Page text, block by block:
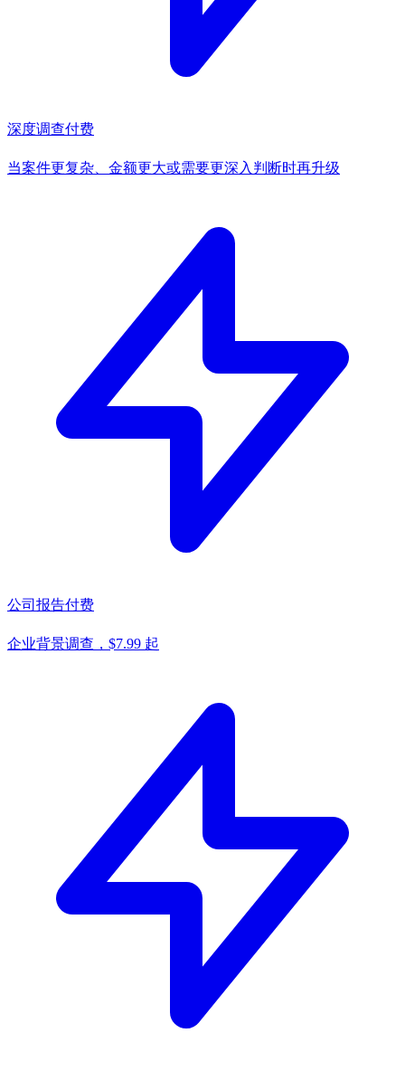
深度调查付费
当案件更复杂、金额更大或需要更深入判断时再升级
公司报告付费
企业背景调查，$7.99 起